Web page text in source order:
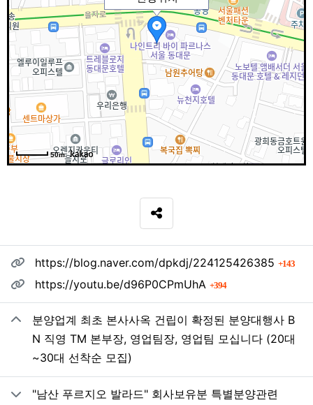
50m
SNS 공유
관련자료https://blog.naver.com/dpkdj/224125426385 143회
https://youtu.be/d96P0CPmUhA
394회 연결
분양업계 최초 본사사옥 건립이 확정된 분양대행사 B
N 직영 TM 본부장, 영업팀장, 영업팀 모십니다 (20대
~30대 선착순 모집)
"남산 푸르지오 발라드" 회사보유분 특별분양관련